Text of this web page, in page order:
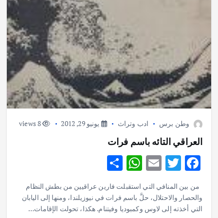
وطن برس ادب وتراث يونيو 29, 2012 8 views
العراقي التائه باسم فرات
F
ac
e
b
T
it
te
E
m
ai
l
W
h
at
s
S
ar
e
من بين المنافي التي استقبلت فارين عراقيين من بطش النظام
والحصار والاحتلال، حلَّ باسم فرات في نيوزيلندا، ومنها إلى اليابان
التي أخذته إلى لاوس وكمبوديا وفيتنام. هكذا، تحولت الإقامات…